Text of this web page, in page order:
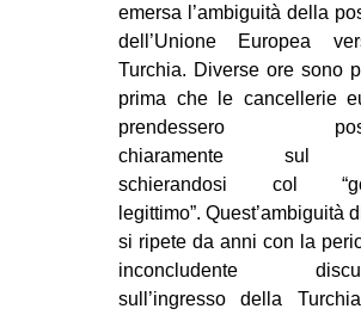
emersa l’ambiguità della
dell’Unione Europea
Turchia. Diverse ore sono
prima che le cancellerie
prendessero
chiaramente sul
schierandosi col
legittimo”. Quest’ambiguità
si ripete da anni con la
inconcludente
sull’ingresso della